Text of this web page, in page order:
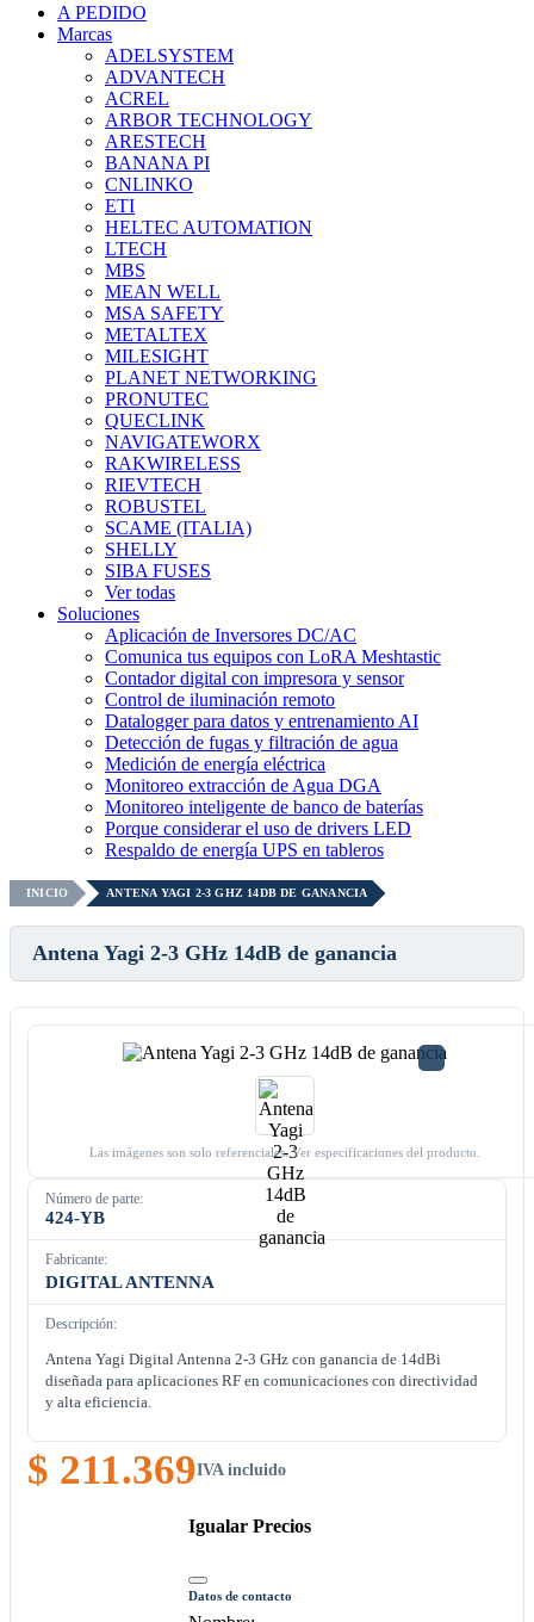
A PEDIDO
Marcas
ADELSYSTEM
ADVANTECH
ACREL
ARBOR TECHNOLOGY
ARESTECH
BANANA PI
CNLINKO
ETI
HELTEC AUTOMATION
LTECH
MBS
MEAN WELL
MSA SAFETY
METALTEX
MILESIGHT
PLANET NETWORKING
PRONUTEC
QUECLINK
NAVIGATEWORX
RAKWIRELESS
RIEVTECH
ROBUSTEL
SCAME (ITALIA)
SHELLY
SIBA FUSES
Ver todas
Soluciones
Aplicación de Inversores DC/AC
Comunica tus equipos con LoRA Meshtastic
Contador digital con impresora y sensor
Control de iluminación remoto
Datalogger para datos y entrenamiento AI
Detección de fugas y filtración de agua
Medición de energía eléctrica
Monitoreo extracción de Agua DGA
Monitoreo inteligente de banco de baterías
Porque considerar el uso de drivers LED
Respaldo de energía UPS en tableros
INICIO ANTENA YAGI 2-3 GHZ 14DB DE GANANCIA
Antena Yagi 2-3 GHz 14dB de ganancia
Las imágenes son solo referenciales. Ver especificaciones del producto.
Número de parte:
424-YB
Fabricante:
DIGITAL ANTENNA
Descripción:
Antena Yagi Digital Antenna 2-3 GHz con ganancia de 14dBi
diseñada para aplicaciones RF en comunicaciones con directividad
y alta eficiencia.
$ 211.369IVA incluido
Igualar Precios
Datos de contacto